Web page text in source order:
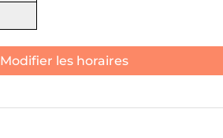
Modifier les horaires